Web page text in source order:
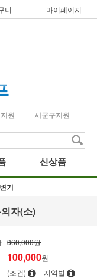
니 마이페이지
원 시군구지원
신상품
기
자(소)
360,000원
100,000원
(조건) 지역별